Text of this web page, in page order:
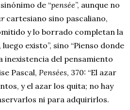
de “pensée”, aunque no
cartesiano sino pascaliano,
y lo borrado completan la
existo”, sino “Pienso donde
inexistencia del pensamiento
Pascal, Pensées, 370: “El azar
y el azar los quita; no hay
ni para adquirirlos.